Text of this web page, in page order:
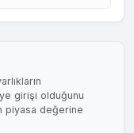
girişi olduğunu
piyasa değerine